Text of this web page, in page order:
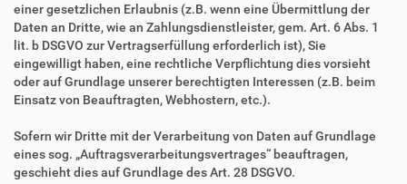
einer gesetzlichen Erlaubnis (z.B. wenn eine Übermittlung der
Daten an Dritte, wie an Zahlungsdienstleister, gem. Art. 6 Abs. 1
lit. b DSGVO zur Vertragserfüllung erforderlich ist), Sie
eingewilligt haben, eine rechtliche Verpflichtung dies vorsieht
oder auf Grundlage unserer berechtigten Interessen (z.B. beim
Einsatz von Beauftragten, Webhostern, etc.).
Sofern wir Dritte mit der Verarbeitung von Daten auf Grundlage
eines sog. „Auftragsverarbeitungsvertrages“ beauftragen,
geschieht dies auf Grundlage des Art. 28 DSGVO.